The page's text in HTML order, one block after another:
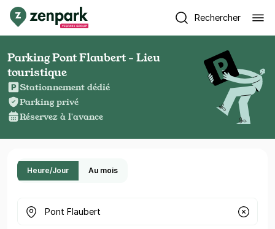
Rechercher
Parking Pont Flaubert - Lieu
touristique
Stationnement dédié
Parking privé
Réservez à l'avance
Heure/Jour Au mois
Où cherchez-vous un parking ?